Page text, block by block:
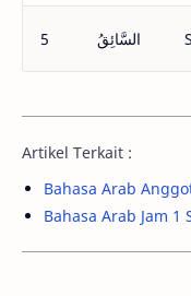
5 السَّائِقُ
Artikel Terkait :
Bahasa Arab
Bahasa Arab Jam 1